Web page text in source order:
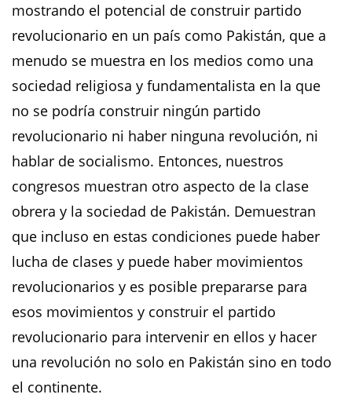
mostrando el potencial de construir partido
revolucionario en un país como Pakistán, que a
menudo se muestra en los medios como una
sociedad religiosa y fundamentalista en la que
no se podría construir ningún partido
revolucionario ni haber ninguna revolución, ni
hablar de socialismo. Entonces, nuestros
congresos muestran otro aspecto de la clase
obrera y la sociedad de Pakistán. Demuestran
que incluso en estas condiciones puede haber
lucha de clases y puede haber movimientos
revolucionarios y es posible prepararse para
esos movimientos y construir el partido
revolucionario para intervenir en ellos y hacer
una revolución no solo en Pakistán sino en todo
el continente.